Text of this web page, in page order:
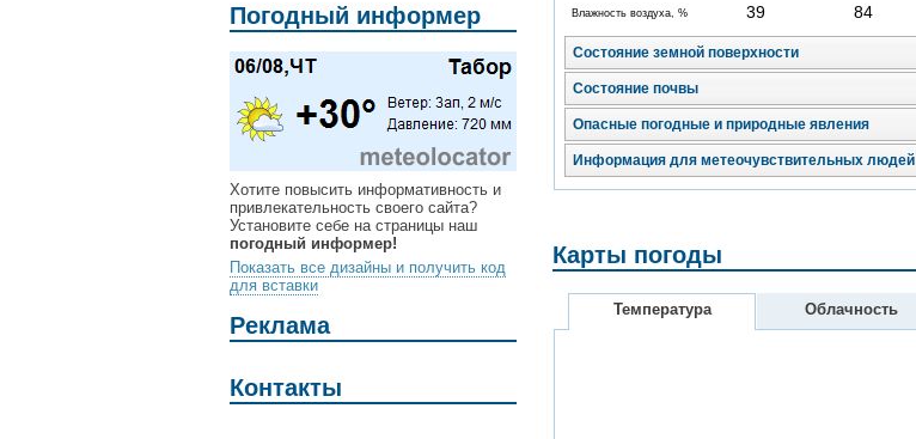
Погодный информер
Хотите повысить информативность и
привлекательность своего сайта?
Установите себе на страницы наш
погодный информер!
Показать все дизайны и получить код
для вставки
Реклама
Контакты
Влажность воздуха, % 39 84
Состояние земной поверхности
Состояние почвы
Опасные погодные и природные явления
Информация для метеочувствительных людей
Карты погоды
Температура Облачность